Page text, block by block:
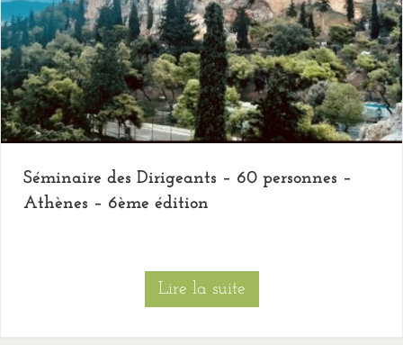
Séminaire des Dirigeants – 60 personnes –
Athènes – 6ème édition
Lire la suite